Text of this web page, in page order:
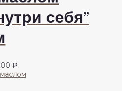
себя”
₽Диапазон
цен: